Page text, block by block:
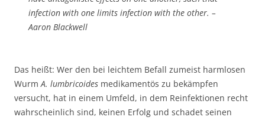
infection with one limits infection with the other. –
Aaron Blackwell
Das heißt: Wer den bei leichtem Befall zumeist harmlosen
WurmA. lumbricoides medikamentös zu bekämpfen
versucht, hat in einem Umfeld, in dem Reinfektionen recht
wahrscheinlich sind, keinen Erfolg und schadet seinen